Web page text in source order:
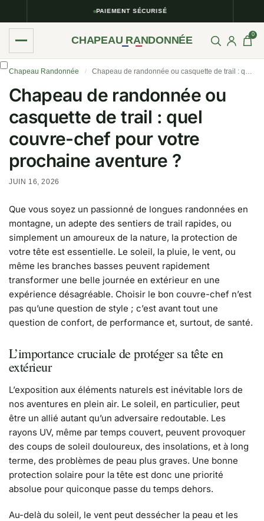
PAIEMENT SÉCURISÉ
CHAPEAU RANDONNÉE 0
Chapeau Randonnée / Chapeau de randonnée ou casquette de trail : quel couvre-chef pour votre prochaine aventure ?
Chapeau de randonnée ou
casquette de trail : quel
couvre-chef pour votre
prochaine aventure ?
JUIN 16, 2026
Que vous soyez un passionné de longues randonnées en
montagne, un adepte des sentiers de trail rapides, ou
simplement un amoureux de la nature, la protection de
votre tête est essentielle. Le soleil, la pluie, le vent, ou
même les branches basses peuvent rapidement
transformer une belle journée en extérieur en une
expérience désagréable. Choisir le bon couvre-chef n’est
pas qu’une question de style ; c’est avant tout une
question de confort, de performance et, surtout, de santé.
L’importance cruciale de protéger sa tête en
extérieur
L’exposition aux éléments naturels est inévitable lors de
nos aventures en plein air. Le soleil, en particulier, peut
être un allié autant qu’un adversaire redoutable. Les
rayons UV, même par temps couvert, peuvent provoquer
des coups de soleil douloureux, des insolations, et à long
terme, des problèmes de peau plus graves. Une bonne
protection solaire pour la tête est donc une priorité
absolue pour quiconque passe du temps dehors.
Au-delà du soleil, le vent peut dessécher la peau et les